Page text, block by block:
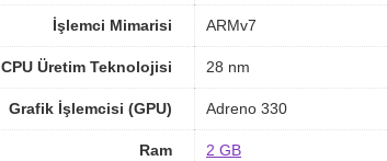
İşlemci Mimarisi ARMv7
CPU Üretim Teknolojisi 28 nm
Grafik İşlemcisi (GPU) Adreno 330
Ram 2 GB